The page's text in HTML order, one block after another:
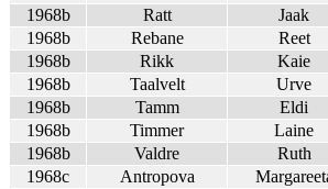
1968b
Ratt Jaak
1968b
Rebane Reet
1968b
Rikk Kaie
1968b
Taalvelt Urve
1968b
Tamm Eldi
1968b
Timmer Laine
1968b
Valdre Ruth
1968c
Antropova